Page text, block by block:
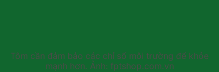
Tôm cần đảm bảo các chỉ số môi trường để khỏe
mạnh hơn. Ảnh: fptshop.com.vn